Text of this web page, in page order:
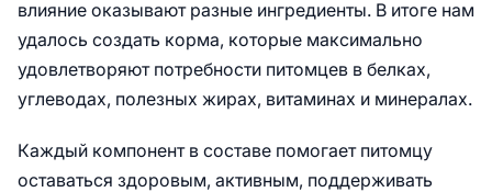
влияние оказывают разные ингредиенты. В итоге нам
удалось создать корма, которые максимально
удовлетворяют потребности питомцев в белках,
углеводах, полезных жирах, витаминах и минералах.
Каждый компонент в составе помогает питомцу
оставаться здоровым, активным, поддерживать